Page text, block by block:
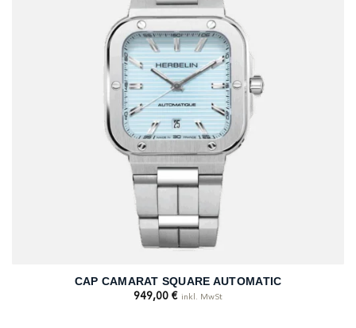
CAP CAMARAT SQUARE AUTOMATIC
949,00 € inkl. MwSt